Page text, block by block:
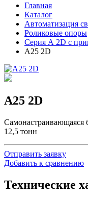
Главная
Каталог
Автоматизация
Роликовые опоры
Серия А 2D с
A25 2D
A25 2D
Самонастраивающаяся
12,5 тонн
Отправить заявку
Добавить к сравнению
Технические